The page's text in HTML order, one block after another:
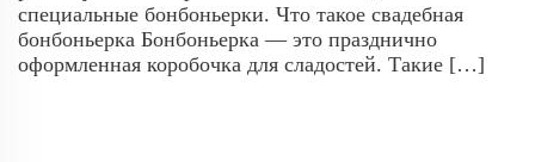
специальные бонбоньерки. Что такое свадебная
бонбоньерка Бонбоньерка — это празднично
оформленная коробочка для сладостей. Такие […]